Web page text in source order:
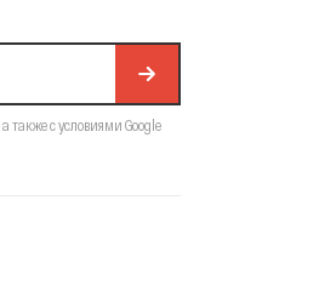
а также с условиями Google